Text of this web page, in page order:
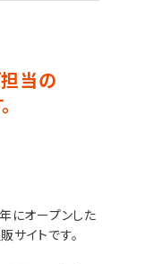
当の
にオープンした
サイトです。